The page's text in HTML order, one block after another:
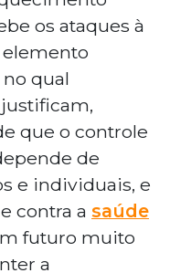
os ataques à
qual
que o controle
de
e individuais, e
contra a saúde
futuro muito
a